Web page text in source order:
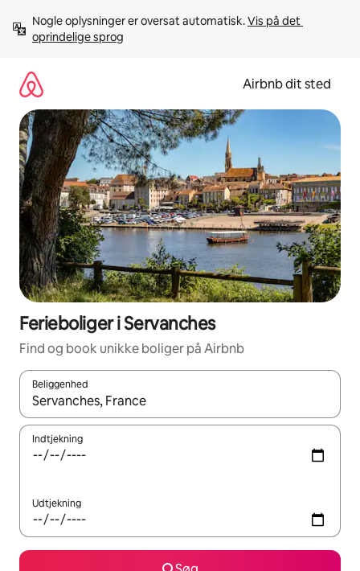
videre
Nogle oplysninger er oversat automatisk. Vis på det
oprindelige sprog
Airbnb dit sted
Ferieboliger i Servanches
Find og book unikke boliger på Airbnb
Beliggenhed
Når resultaterne er tilgængelige, skal du navigere med
Indtjekning
Udtjekning